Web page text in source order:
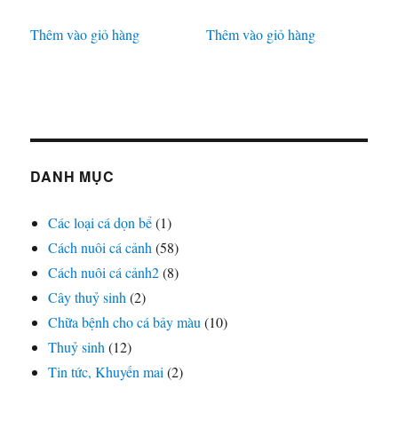
Thêm vào giỏ hàng Thêm vào giỏ hàng
DANH MỤC
Các loại cá dọn bể(1)
Cách nuôi cá cảnh(58)
Cách nuôi cá cảnh2(8)
Cây thuỷ sinh(2)
Chữa bệnh cho cá bảy màu(10)
Thuỷ sinh(12)
Tin tức, Khuyến mai(2)